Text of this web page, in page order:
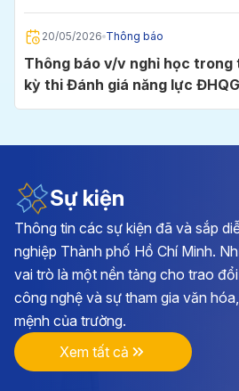
Chí Minh
20/05/2026 Thông báo
Thông báo v/v nghỉ học
kỳ thi Đánh giá năng lực
24/5/2026 tại Cụm thi Trường
học kỳ I, năm học 2026 - 2027
28/04/2026 Thông báo
Kế hoạch triển khai cuộc thi
nền tảng tư tưởng của Đảng
tại Đảng bộ Trường ĐH Công
17/04/2026 Thông báo
Thông báo v/v vận động đóng
liệu và hiện vật hướng tới kỷ
Sự kiện
Thông tin các sự kiện đã và sắp
nghiệp Thành phố Hồ Chí Minh.
vai trò là một nền tảng cho trao
công nghệ và sự tham gia văn
mệnh của trường.
Xem tất cả